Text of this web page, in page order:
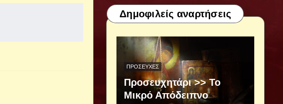
Δημοφιλείς αναρτήσεις
ΠΡΟΣΕΥΧΈΣ
Προσευχητάρι >> Το
Μικρό Απόδειπνο